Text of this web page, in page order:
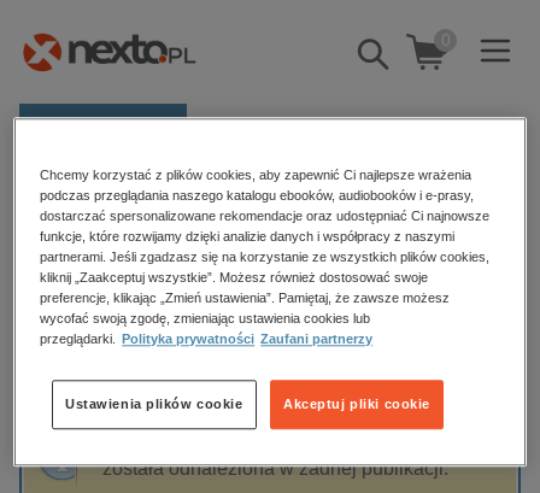
Pokaż/schowaj
wyszukiwarkę
0
Kategorie
Zobacz wszystkie E-prasa
budownictwo, aranżacja wnętrz
biznesowe, branżowe, gospodarka
dzienniki
edukacja
hobby, sport, rozrywka
Strona główna Anna i Andrzej Członkowscy
Anna i Andrzej Członkowscy
Sortowanie Filtrowanie
została odnaleziona w żadnej publikacji.
Chcemy korzystać z plików cookies, aby zapewnić Ci najlepsze wrażenia
podczas przeglądania naszego katalogu ebooków, audiobooków i e-prasy,
dostarczać spersonalizowane rekomendacje oraz udostępniać Ci najnowsze
funkcje, które rozwijamy dzięki analizie danych i współpracy z naszymi
partnerami. Jeśli zgadzasz się na korzystanie ze wszystkich plików cookies,
kliknij „Zaakceptuj wszystkie”. Możesz również dostosować swoje
preferencje, klikając „Zmień ustawienia”. Pamiętaj, że zawsze możesz
wycofać swoją zgodę, zmieniając ustawienia cookies lub
przeglądarki.
Polityka prywatności Zaufani partnerzy
Akceptuj pliki cookie
Ustawienia plików cookie